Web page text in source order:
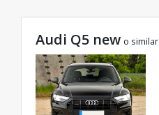
Audi Q5 new o similar